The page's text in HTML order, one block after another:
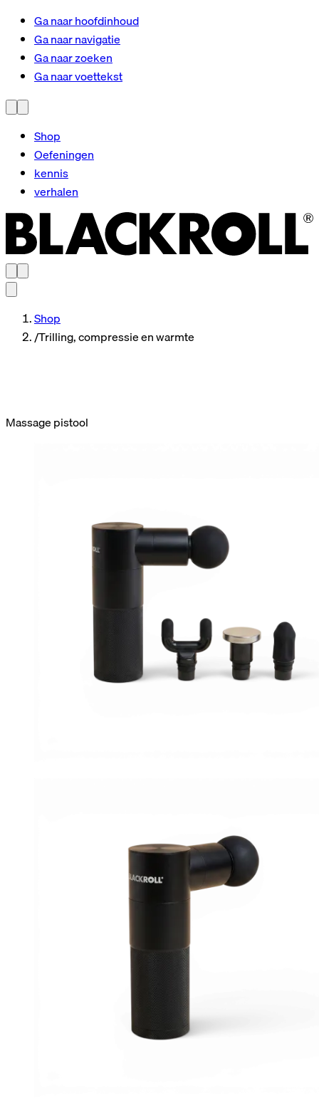
Ga naar hoofdinhoud
Ga naar navigatie
Ga naar zoeken
Ga naar voettekst
Shop
Oefeningen
kennis
verhalen
Shop
/Trilling, compressie en warmte
Massage pistool